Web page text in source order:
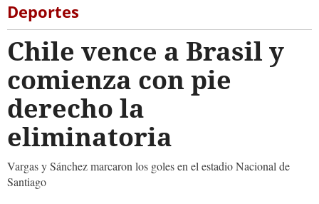
Deportes
Chile vence a Brasil y
comienza con pie
derecho la
eliminatoria
Vargas y Sánchez marcaron los goles en el estadio Nacional de
Santiago